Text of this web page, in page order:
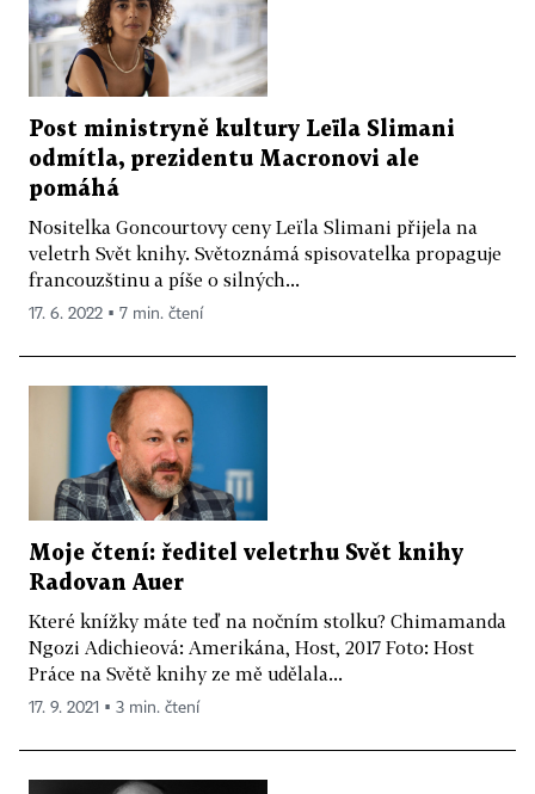
Post ministryně kultury Leïla Slimani
odmítla, prezidentu Macronovi ale
pomáhá
Nositelka Goncourtovy ceny Leïla Slimani přijela na
veletrh Svět knihy. Světoznámá spisovatelka propaguje
francouzštinu a píše o silných...
17. 6. 2022 ▪ 7 min. čtení
Moje čtení: ředitel veletrhu Svět knihy
Radovan Auer
Které knížky máte teď na nočním stolku? Chimamanda
Ngozi Adichieová: Amerikána, Host, 2017 Foto: Host
Práce na Světě knihy ze mě udělala...
17. 9. 2021 ▪ 3 min. čtení